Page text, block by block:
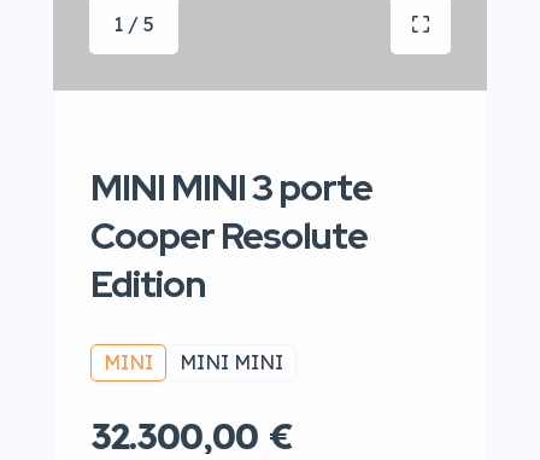
1 / 5
MINI MINI 3 porte
Cooper Resolute
Edition
MINI MINI MINI
32.300,00 €